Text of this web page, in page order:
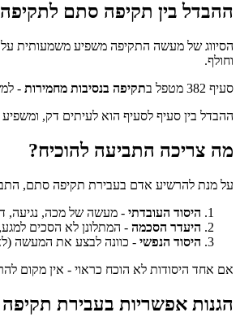
ההבדל בין תקיפה סתם
הסיווג של מעשה התקיפה משפיע משמעותית על העונש. סעיף 380
וחולף.
סעיף 382 מטפל ב
תקיפה בנסיבות מחמירות -
ההבדל בין סעיף לסעיף הוא לעיתים דק,
מה צריכה התביעה להוכיח?
על מנת להרשיע אדם בעבירת תקיפה סתם,
היסוד העובדתי - מעשה של מכה, נגיעה,
היעדר הסכמה - המתלונן לא הסכים
היסוד הנפשי - כוונה לבצע את המעשה
אם אחד היסודות לא הוכח כראוי - אין מקום
הגנות אפשריות בעבירת